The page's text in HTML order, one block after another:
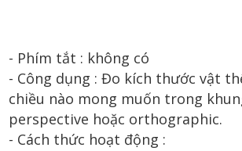
- Phím tắt : không có
- Công dụng :Đo kích thước vật
chiều nào mong muốn trong
perspective hoặc orthographic.
- Cách thức hoạt động :